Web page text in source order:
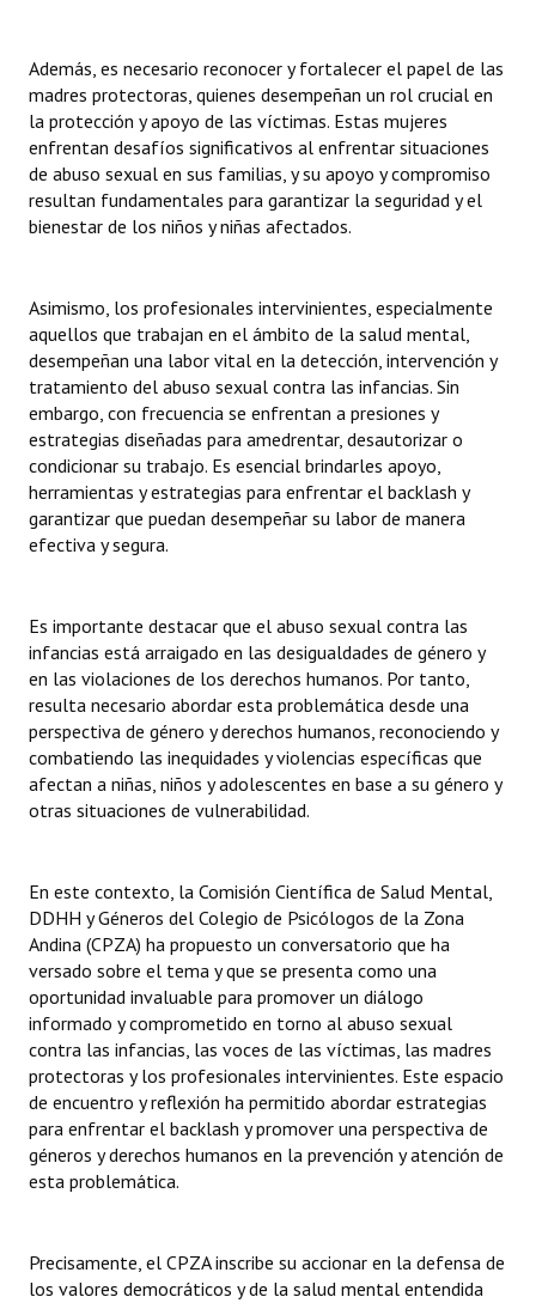
Además, es necesario reconocer y fortalecer el papel de las
madres protectoras, quienes desempeñan un rol crucial en
la protección y apoyo de las víctimas. Estas mujeres
enfrentan desafíos significativos al enfrentar situaciones
de abuso sexual en sus familias, y su apoyo y compromiso
resultan fundamentales para garantizar la seguridad y el
bienestar de los niños y niñas afectados.
Asimismo, los profesionales intervinientes, especialmente
aquellos que trabajan en el ámbito de la salud mental,
desempeñan una labor vital en la detección, intervención y
tratamiento del abuso sexual contra las infancias. Sin
embargo, con frecuencia se enfrentan a presiones y
estrategias diseñadas para amedrentar, desautorizar o
condicionar su trabajo. Es esencial brindarles apoyo,
herramientas y estrategias para enfrentar el backlash y
garantizar que puedan desempeñar su labor de manera
efectiva y segura.
Es importante destacar que el abuso sexual contra las
infancias está arraigado en las desigualdades de género y
en las violaciones de los derechos humanos. Por tanto,
resulta necesario abordar esta problemática desde una
perspectiva de género y derechos humanos, reconociendo y
combatiendo las inequidades y violencias específicas que
afectan a niñas, niños y adolescentes en base a su género y
otras situaciones de vulnerabilidad.
En este contexto, la Comisión Científica de Salud Mental,
DDHH y Géneros del Colegio de Psicólogos de la Zona
Andina (CPZA) ha propuesto un conversatorio que ha
versado sobre el tema y que se presenta como una
oportunidad invaluable para promover un diálogo
informado y comprometido en torno al abuso sexual
contra las infancias, las voces de las víctimas, las madres
protectoras y los profesionales intervinientes. Este espacio
de encuentro y reflexión ha permitido abordar estrategias
para enfrentar el backlash y promover una perspectiva de
géneros y derechos humanos en la prevención y atención de
esta problemática.
Precisamente, el CPZA inscribe su accionar en la defensa de
los valores democráticos y de la salud mental entendida